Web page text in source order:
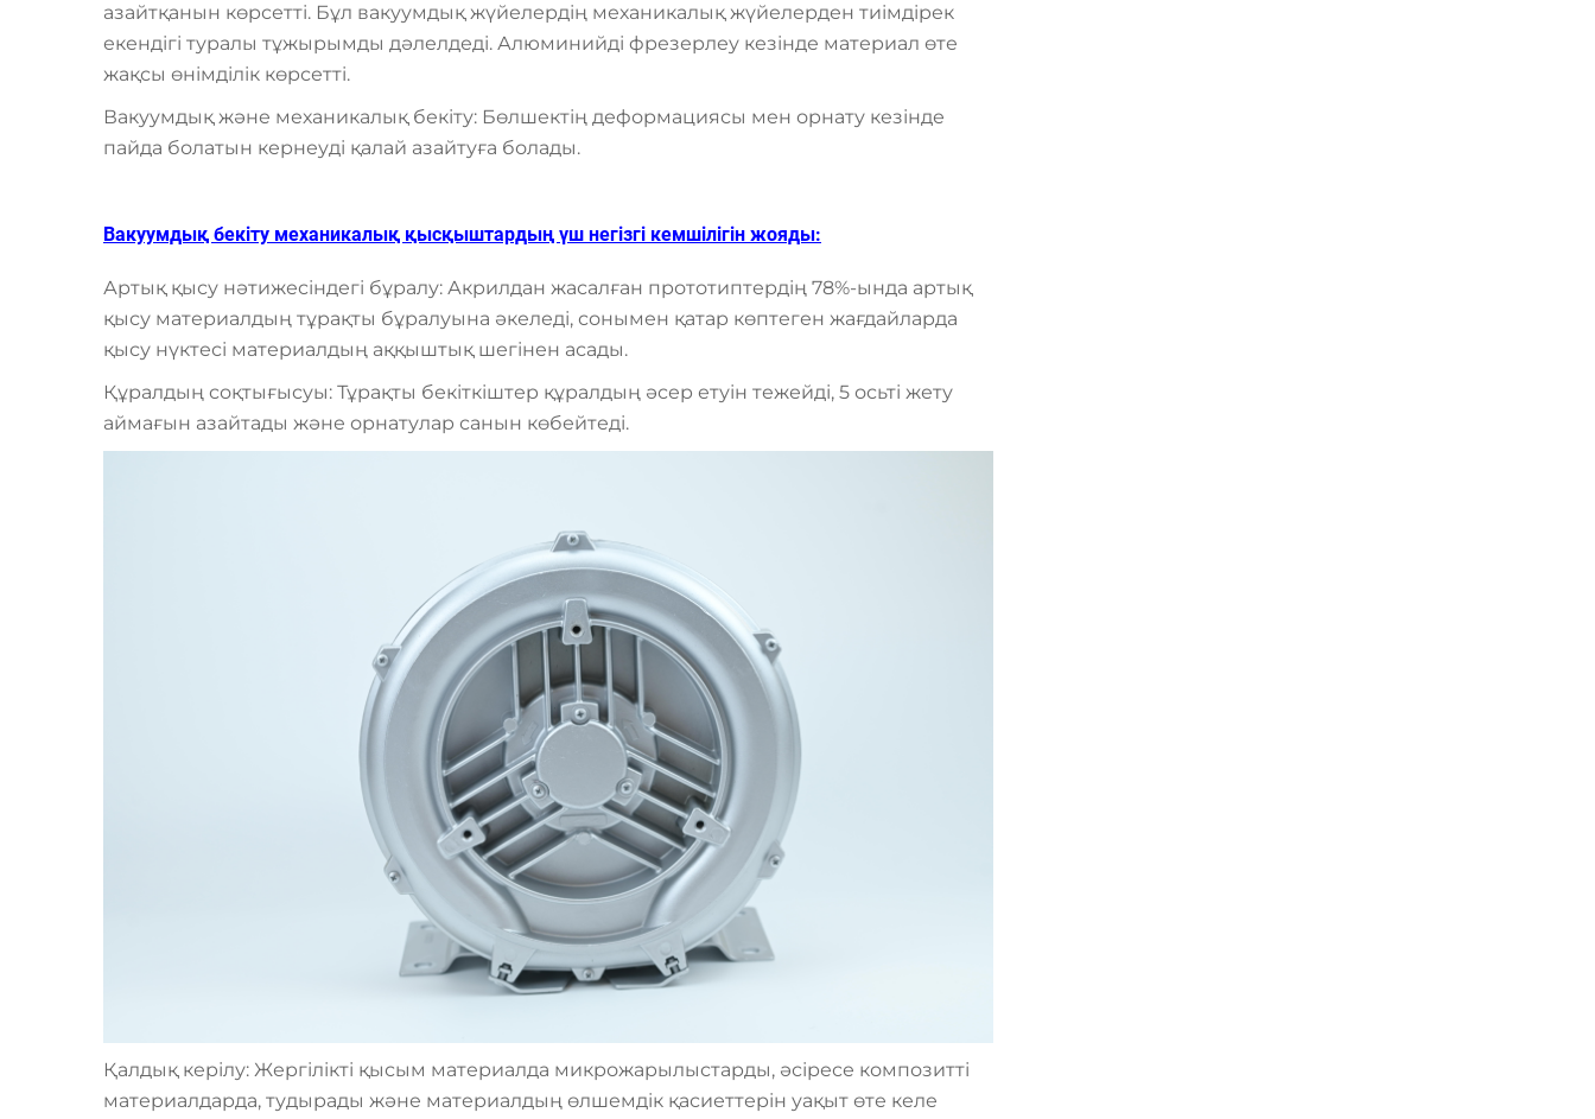
азайтқанын көрсетті. Бұл вакуумдық жүйелердің механикалық жүйелерден тиімдірек
екендігі туралы тұжырымды дәлелдеді. Алюминийді фрезерлеу кезінде материал өте
жақсы өнімділік көрсетті.
Вакуумдық және механикалық бекіту: Бөлшектің деформациясы мен орнату кезінде
пайда болатын кернеуді қалай азайтуға болады.
Вакуумдық бекіту механикалық қысқыштардың үш негізгі кемшілігін жояды:
Артық қысу нәтижесіндегі бұралу: Акрилдан жасалған прототиптердің 78%-ында артық
қысу материалдың тұрақты бұралуына әкеледі, сонымен қатар көптеген жағдайларда
қысу нүктесі материалдың аққыштық шегінен асады.
Құралдың соқтығысуы: Тұрақты бекіткіштер құралдың әсер етуін тежейді, 5 осьті жету
аймағын азайтады және орнатулар санын көбейтеді.
Қалдық керілу: Жергілікті қысым материалда микрожарылыстарды, әсіресе композитті
материалдарда, тудырады және материалдың өлшемдік қасиеттерін уақыт өте келе